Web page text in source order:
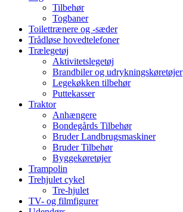
Tilbehør
Togbaner
Toilettrænere og -sæder
Trådløse hovedtelefoner
Trælegetøj
Aktivitetslegetøj
Brandbiler og udrykningskøretøjer
Legekøkken tilbehør
Puttekasser
Traktor
Anhængere
Bondegårds Tilbehør
Bruder Landbrugsmaskiner
Bruder Tilbehør
Byggekøretøjer
Trampolin
Trehjulet cykel
Tre-hjulet
TV- og filmfigurer